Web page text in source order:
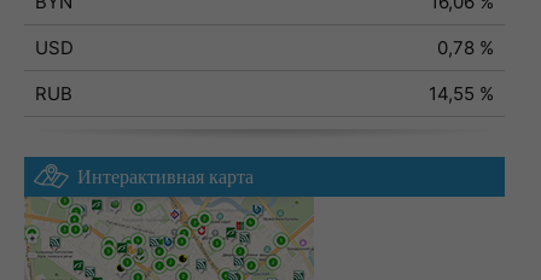
USD
0,78 %
RUB
14,55 %
Интерактивная карта